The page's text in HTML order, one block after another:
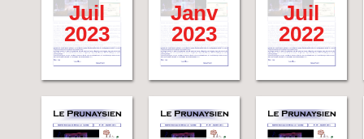
Juil
2023
Janv
2023
Juil
2022